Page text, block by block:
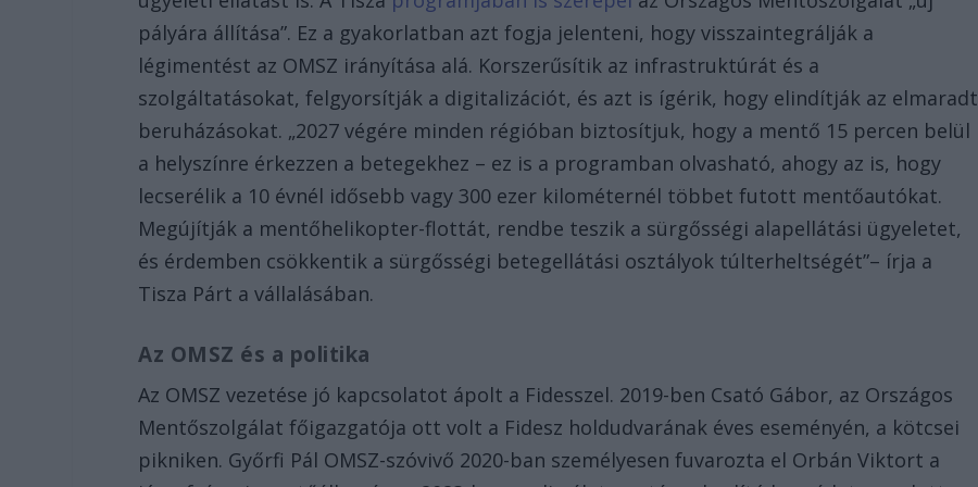
pályára állítása”. Ez a gyakorlatban azt fogja jelenteni, hogy visszaintegrálják a
légimentést az OMSZ irányítása alá. Korszerűsítik az infrastruktúrát és a
szolgáltatásokat, felgyorsítják a digitalizációt, és azt is ígérik, hogy elindítják az elmaradt
beruházásokat. „2027 végére minden régióban biztosítjuk, hogy a mentő 15 percen belül
a helyszínre érkezzen a betegekhez – ez is a programban olvasható, ahogy az is, hogy
lecserélik a 10 évnél idősebb vagy 300 ezer kilométernél többet futott mentőautókat.
Megújítják a mentőhelikopter-flottát, rendbe teszik a sürgősségi alapellátási ügyeletet,
és érdemben csökkentik a sürgősségi betegellátási osztályok túlterheltségét”– írja a
Tisza Párt a vállalásában.
Az OMSZ és a politika
Az OMSZ vezetése jó kapcsolatot ápolt a Fidesszel. 2019-ben Csató Gábor, az Országos
Mentőszolgálat főigazgatója ott volt a Fidesz holdudvarának éves eseményén, a kötcsei
pikniken. Győrfi Pál OMSZ-szóvivő 2020-ban személyesen fuvarozta el Orbán Viktort a